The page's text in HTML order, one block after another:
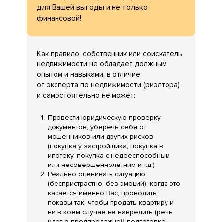
для Вашей выгоды и не только
финансовой!
Провести юридическую проверку
документов, уберечь себя от
мошенников или других рисков
(покупка у застройщика, покупка в
ипотеку, покупка с недееспособным
или несовершеннолетним и т.д.)
Реально оценивать ситуацию
(беспристрастно, без эмоций), когда это
касается именно Вас, проводить
показы так, чтобы продать квартиру и
ни в коем случае не навредить (речь
Как правило, собственник или соискатель
недвижимости не обладает должным
опытом и навыками, в отличие
от эксперта по недвижимости (риэлтора)
и самостоятельно не может: